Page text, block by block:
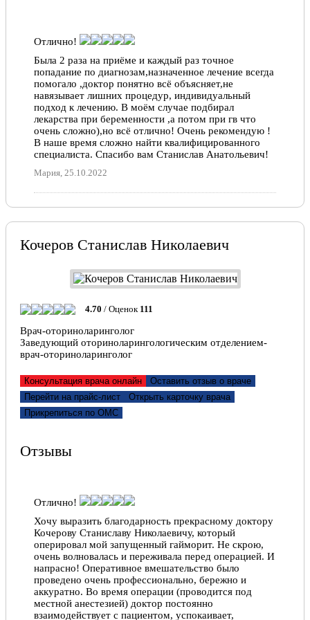
Отлично!
Была 2 раза на приёме и каждый раз точное
попадание по диагнозам,назначенное лечение всегда
помогало ,доктор понятно всё объясняет,не
навязывает лишних процедур, индивидуальный
подход к лечению. В моём случае подбирал
лекарства при беременности ,а потом при гв что
очень сложно),но всё отлично! Очень рекомендую !
В наше время сложно найти квалифицированного
специалиста. Спасибо вам Станислав Анатольевич!
Мария, 25.10.2022
Отлично!
проблема с носом( полгода нос не дышит, подсела
на капли сосудосуживающие) попав на прием к
консультацию, а самое главное врач прописал мне
капли от которых у меня полностью восстановить
спасибо!!!
Отлично!
Классный ЛОР врач. Обращаюсь всегда к нему со
своим заболеванием. Получаю обстоятельные
ответы и полноценное лечение, которое мне
помогает. Всем рекомендую.
понятным языком. Спасибо большое за помощь!
Бородин Сергей Иванович, 04.06.2021
Отлично!
Уважаемый Станислав Анатольевич! Спасибо
огромное Вам, Вы просто профессионал своего
дела! Быстро, четко и все понятно! Очень хороший
доктор!
Кочеров Станислав Николаевич
4.70 / Оценок 111
Врач-оториноларинголог
Заведующий оториноларингологическим отделением-
врач-оториноларинголог
Консультация врача онлайн
Оставить отзыв о враче
Перейти на прайс-лист
Открыть карточку врача
Прикрепиться по ОМС
Отзывы
Отлично!
Хочу выразить благодарность прекрасному доктору
Кочерову Станиславу Николаевичу, который
оперировал мой запущенный гайморит. Не скрою,
очень волновалась и переживала перед операцией. И
напрасно! Оперативное вмешательство было
проведено очень профессионально, бережно и
аккуратно. Во время операции (проводится под
местной анестезией) доктор постоянно
взаимодействует с пациентом, успокаивает,